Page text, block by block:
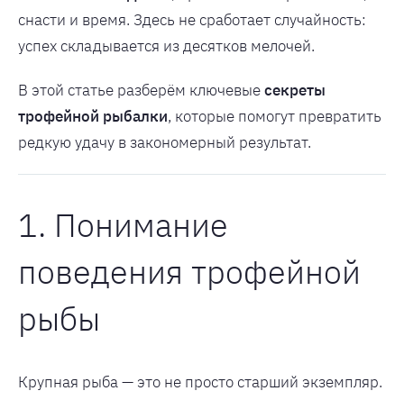
снасти и время. Здесь не сработает случайность:
успех складывается из десятков мелочей.
В этой статье разберём ключевыесекреты
трофейной рыбалки, которые помогут превратить
редкую удачу в закономерный результат.
1. Понимание
поведения трофейной
рыбы
Крупная рыба — это не просто старший экземпляр.